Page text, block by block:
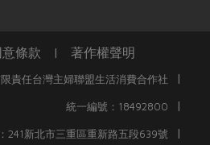
條款 | 著作權聲明
責任台灣主婦聯盟生活消費合作社 |
統一編號：18492800 |
241新北市三重區重新路五段639號 |